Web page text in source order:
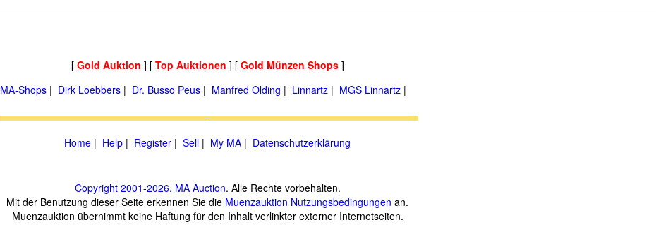
[ Gold Auktion ] [ Top Auktionen ] [ Gold Münzen Shops]
MA-Shops | Dirk Loebbers | Dr. Busso Peus | Manfred Olding | Linnartz | MGS Linnartz |
Home | Help | Register | Sell | My MA | Datenschutzerklärung
Copyright 2001-2026, MA Auction. Alle Rechte vorbehalten.
Mit der Benutzung dieser Seite erkennen Sie die Muenzauktion Nutzungsbedingungen an.
Muenzauktion übernimmt keine Haftung für den Inhalt verlinkter externer Internetseiten.